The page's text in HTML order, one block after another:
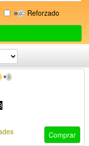
Reforzado
Comprar